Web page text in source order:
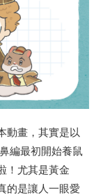
動畫，其實是以
編最初開始養鼠
！尤其是黃金
的是讓人一眼愛